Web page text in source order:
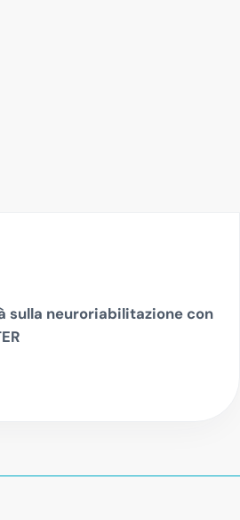
sulla neuroriabilitazione con